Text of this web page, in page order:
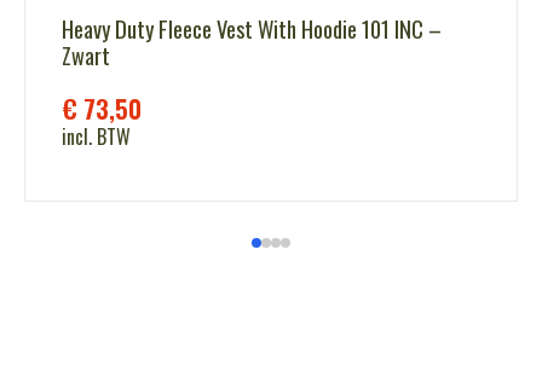
Heavy Duty Fleece Vest With Hoodie 101 INC –
Zwart
€ 73,50
incl. BTW